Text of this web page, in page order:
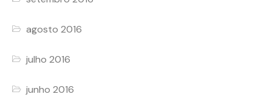
agosto 2016
julho 2016
junho 2016